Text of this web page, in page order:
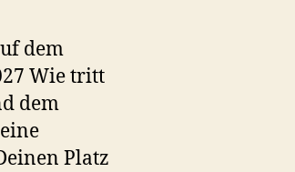
dem
Wie tritt
dem
Platz